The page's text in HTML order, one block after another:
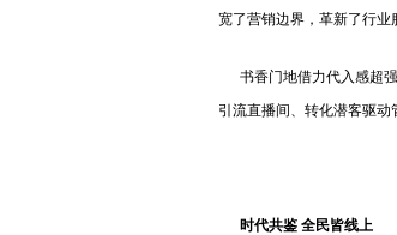
宽了营销边界，革新了行业
书香门地借力代入感超强
引流直播间、转化潜客驱动
时代共鉴 全民皆线上